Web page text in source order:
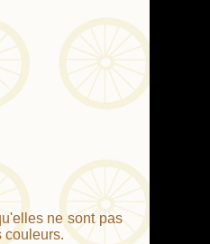
ne sont pas
couleurs.